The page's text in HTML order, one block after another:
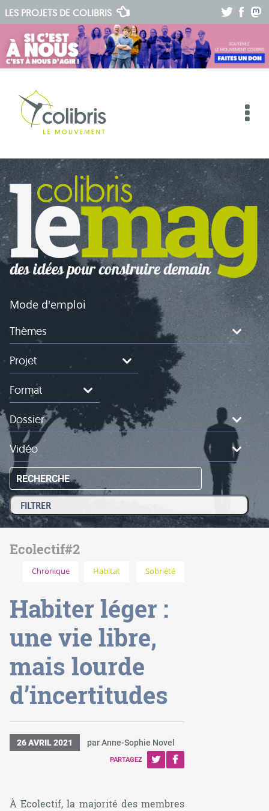
LES PROJETS DE COLIBRIS
Mode d'emploi
Thèmes
Projet
Format
Dossier
Vidéo
RECHERCHE
Ecolectif#2
Chronique Habitat Sobriété
Habiter léger :
une vie libre,
mais lourde
d’incertitudes
26 AVRIL 2021 par Anne-Sophie Novel
PARTAGEZ
À Ecolectif, la majorité des membres